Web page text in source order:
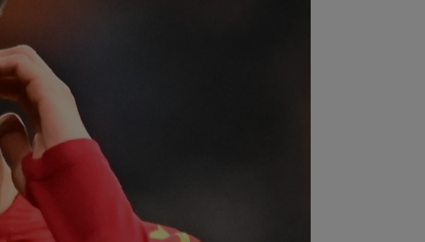
afară pe toți!”...
22:08
Nicolae Dică nu s-a putut abține, după ce
l-a auzit la finalul...
21:55
Camora a spus de ce România e
sub Norvegia la fotbal, după umilința din
Antonio Folha nu s-a mai ferit,
după CFR - Tromso 0-5: ”Am arătat rău...
23:13
Englezii au văzut CFR Cluj -